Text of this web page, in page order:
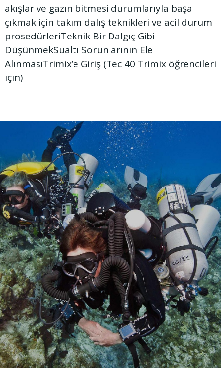
akışlar ve gazın bitmesi durumlarıyla başa
çıkmak için takım dalış teknikleri ve acil durum
prosedürleriTeknik Bir Dalgıç Gibi
DüşünmekSualtı Sorunlarının Ele
AlınmasıTrimix’e Giriş (Tec 40 Trimix öğrencileri
için)